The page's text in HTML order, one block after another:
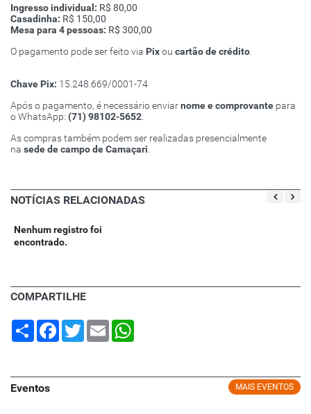
Ingresso individual: R$ 80,00
Casadinha: R$ 150,00
Mesa para 4 pessoas: R$ 300,00
O pagamento pode ser feito via Pixou cartão de crédito
Chave Pix: 15.248.669/0001-74
Após o pagamento, é necessário enviarnome e comprovante para
o WhatsApp: (71) 98102-5652
As compras também podem ser realizadas presencialmente
na sede de campo de Camaçari
NOTÍCIAS RELACIONADAS
Nenhum registro foi
encontrado.
COMPARTILHE
Share Facebook
TwitterEmail
MAIS EVENTOS
Eventos